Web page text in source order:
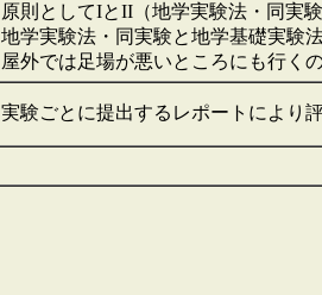
原則としてIとII（地学実験法・同実
地学実験法・同実験と地学基礎実験
屋外では足場が悪いところにも行く
実験ごとに提出するレポートにより